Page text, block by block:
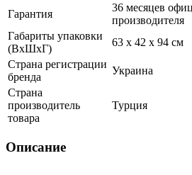
Гарантия
36 месяцев
производителя
Габариты упаковки
(ВхШхГ)
63 х 42 х 94 см
Страна регистрации
бренда
Украина
Страна
производитель
товара
Турция
Описание